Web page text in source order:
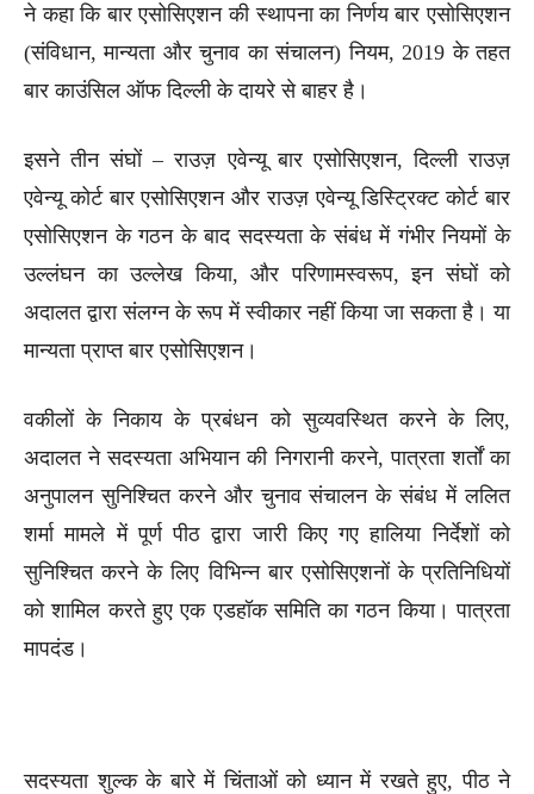
ने कहा कि बार एसोसिएशन की स्थापना का निर्णय बार एसोसिएशन
(संविधान, मान्यता और चुनाव का संचालन) नियम, 2019 के तहत
बार काउंसिल ऑफ दिल्ली के दायरे से बाहर है।
इसने तीन संघों – राउज़ एवेन्यू बार एसोसिएशन, दिल्ली राउज़
एवेन्यू कोर्ट बार एसोसिएशन और राउज़ एवेन्यू डिस्ट्रिक्ट कोर्ट बार
एसोसिएशन के गठन के बाद सदस्यता के संबंध में गंभीर नियमों के
उल्लंघन का उल्लेख किया, और परिणामस्वरूप, इन संघों को
अदालत द्वारा संलग्न के रूप में स्वीकार नहीं किया जा सकता है। या
मान्यता प्राप्त बार एसोसिएशन।
वकीलों के निकाय के प्रबंधन को सुव्यवस्थित करने के लिए,
अदालत ने सदस्यता अभियान की निगरानी करने, पात्रता शर्तों का
अनुपालन सुनिश्चित करने और चुनाव संचालन के संबंध में ललित
शर्मा मामले में पूर्ण पीठ द्वारा जारी किए गए हालिया निर्देशों को
सुनिश्चित करने के लिए विभिन्न बार एसोसिएशनों के प्रतिनिधियों
को शामिल करते हुए एक एडहॉक समिति का गठन किया। पात्रता
मापदंड।
सदस्यता शुल्क के बारे में चिंताओं को ध्यान में रखते हुए, पीठ ने